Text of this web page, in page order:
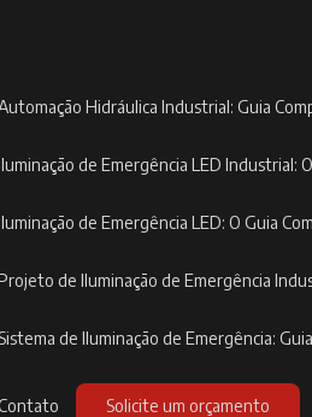
Automação Hidráulica Industrial: Guia
Iluminação de Emergência LED Industrial:
Iluminação de Emergência LED: O Guia
Projeto de Iluminação de Emergência
Sistema de Iluminação de Emergência:
Contato Solicite um orçamento